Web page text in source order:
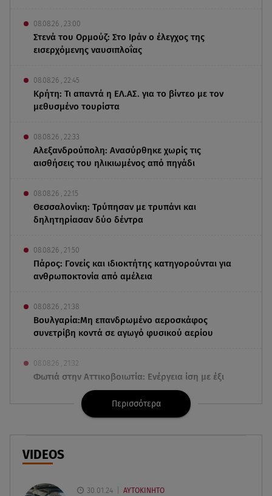
08.08.26 , 23:00
Στενά του Ορμούζ: Στο Ιράν ο έλεγχος της
εισερχόμενης ναυσιπλοΐας
08.08.26 , 22:45
Κρήτη: Τι απαντά η ΕΛ.ΑΣ. για το βίντεο με τον
μεθυσμένο τουρίστα
08.08.26 , 22:33
Αλεξανδρούπολη: Ανασύρθηκε χωρίς τις
αισθήσεις του ηλικιωμένος από πηγάδι
08.08.26 , 22:15
Θεσσαλονίκη: Τρύπησαν με τρυπάνι και
δηλητηρίασαν δύο δέντρα
08.08.26 , 21:50
Πάρος: Γονείς και ιδιοκτήτης κατηγορούνται για
ανθρωποκτονία από αμέλεια
08.08.26 , 21:38
Βουλγαρία:Μη επανδρωμένο αεροσκάφος
συνετρίβη κοντά σε αγωγό φυσικού αερίου
08.08.26 , 21:32
Φωτιά στην Αττικοβοιωτία: Ενέργεια ίση με έξι
ατομικές βόμβες
«Ισλαμικό ΝΑΤΟ»: Πώς επηρεάζεται η Ελλάδα
Τραγωδία στην Πάρο: Νεκρό 4χρονο παιδί σε
Περισσότερα
VIDEOS
30.01.24 ΑΥΤΟΚΙΝΗΤΟ